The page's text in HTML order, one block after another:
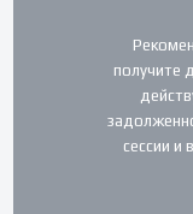
получите
сессии